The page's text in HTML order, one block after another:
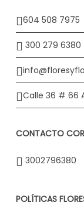
604 508 7975
300 279 6380
Calle 36 # 66
CONTACTO
3002796380
POLÍTICAS